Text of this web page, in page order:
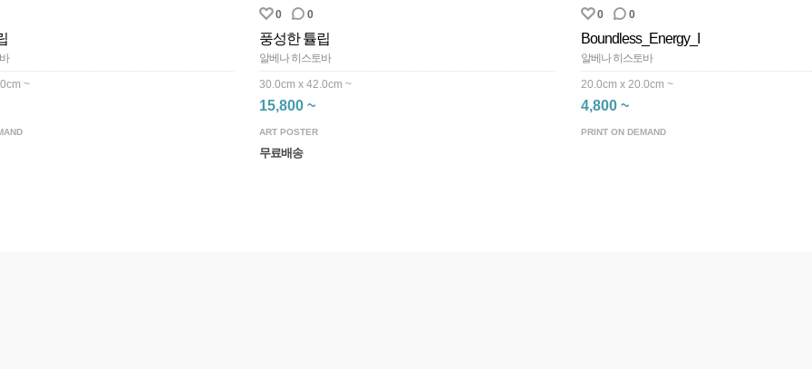
~
0 0
풍성한 튤립
알베나 히스토바
30.0cm x 42.0cm ~
15,800 ~
ART POSTER
무료배송
0 0
Boundless_Energy_I
알베나 히스토바
20.0cm x 20.0cm ~
4,800 ~
PRINT ON DEMAND